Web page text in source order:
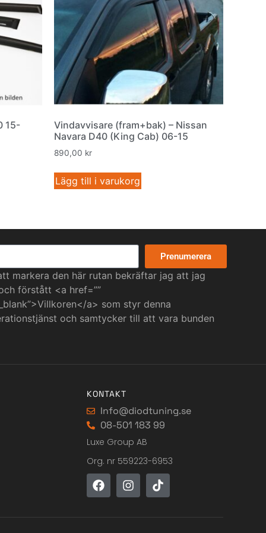
15-
Vindavvisare (fram+bak) – Nissan
Navara D40 (King Cab) 06-15
890,00 kr
Lägg till i varukorg
Prenumerera
markera den här rutan bekräftar jag att jag
förstått <a href=””
a> som styr denna
och samtycker till att vara bunden
KONTAKT
Info@diodtuning.se
08-501 183 99
Luxe Group AB
Org. nr 559223-6953